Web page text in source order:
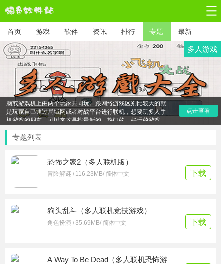
首页 游戏 软件 资讯 排行 专题 最新
多人游戏
多人游戏顾名思义是指可以供多人同时参与的游戏，一般分为
单机多人游戏和在线多人游戏。双人游戏模式称不上正规意义
的多人游戏，因为这种模式不需要互联网的连接，只在一台电
脑或游戏机上由两个玩家共同玩。跟网络游戏区别比较大的就
是玩家自己通过局域网或者对战平台进行联机，想要玩多人手
机游戏的朋友，可以来这寻找最新的、热门的、好玩的游戏，
根据自己的喜好进行选择，有哪些游戏是适合多人一起玩的
呢？下面我们就一起来看一看！
点击查看
专题列表
恐怖之家2（多人联机版）
冒险解谜 / 116.23MB/ 简体中文 下载
狗头乱斗（多人联机竞技游戏）
角色扮演 / 35.69MB/ 简体中文 下载
A Way To Be Dead（多人联机恐怖游